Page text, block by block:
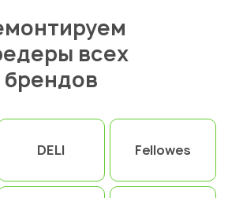
всех
брендов
DELI Fellowes